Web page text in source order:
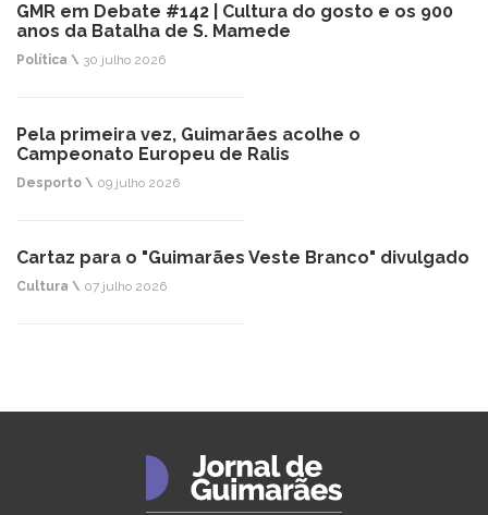
GMR em Debate #142 | Cultura do gosto e os 900
anos da Batalha de S. Mamede
Política \ 30 julho 2026
Pela primeira vez, Guimarães acolhe o
Campeonato Europeu de Ralis
Desporto \ 09 julho 2026
Cartaz para o "Guimarães Veste Branco" divulgado
Cultura \ 07 julho 2026